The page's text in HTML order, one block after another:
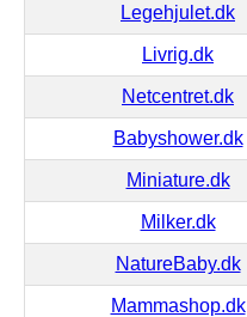
Legehjulet.dk
Livrig.dk
Netcentret.dk
Babyshower.dk
Miniature.dk
Milker.dk
NatureBaby.dk
Mammashop.dk